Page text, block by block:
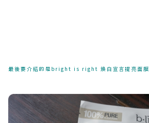
最後要介紹的是bright is right 煥白宣言提亮面膜